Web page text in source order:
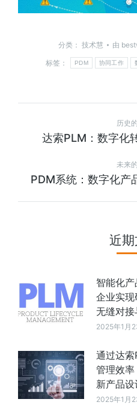
分类： 技术慧 由
标签：
PDM 协同工作
历史
达索PLM：数字化
未来
PDM系统：数字化产
近
智能化
企业实
无缝对
2025年1月
通过达
管理效
新产品设
2025年1月